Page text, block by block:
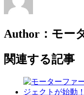
Author：モー
関連する記事